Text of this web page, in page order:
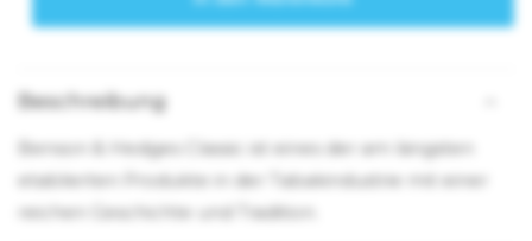
Beschreibung
Benson & Hedges Classic ist eines der am längsten
etablierten Produkte in der Tabakindustrie mit einer
reichen Geschichte und Tradition.